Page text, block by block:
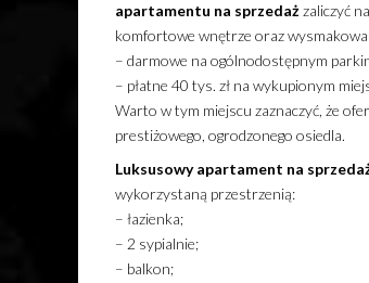
apartamentu na sprzedażzaliczyć
komfortowe wnętrze oraz
– darmowe na ogólnodostępnym
– płatne 40 tys. zł na wykupionym
Warto w tym miejscu zaznaczyć, że
prestiżowego, ogrodzonego osiedla.
Luksusowy apartament na
wykorzystaną przestrzenią:
– łazienka;
– 2 sypialnie;
– balkon;